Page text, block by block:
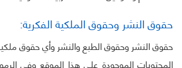
حقوق النشر وحقوق الملكية الفكرية:
حقوق النشر وحقوق الطبع والنشر وأي حقوق
المحتويات الموجودة على هذا الموقع وفي